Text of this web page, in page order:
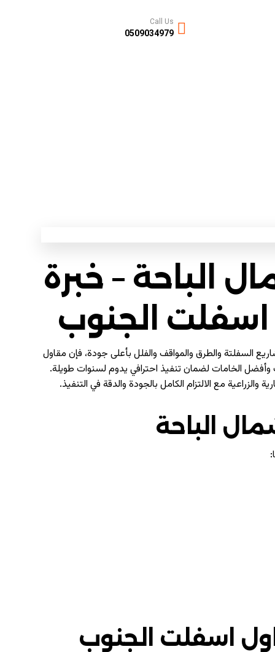
Call Us
0509034979
الباحة – خبرة
الجنوب
السفلتة والطرق والمواقف والفلل بأعلى جودة، فإن مقاول
الخامات لضمان تنفيذ احترافي يدوم لسنوات طويلة.
مع الالتزام الكامل بالجودة والدقة في التنفيذ.
الباحة
اسفلت الجنوب